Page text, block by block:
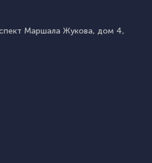
Маршала Жукова, дом 4,